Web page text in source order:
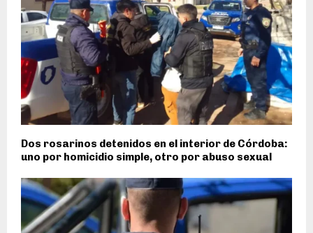
Dos rosarinos detenidos en el interior de Córdoba:
uno por homicidio simple, otro por abuso sexual